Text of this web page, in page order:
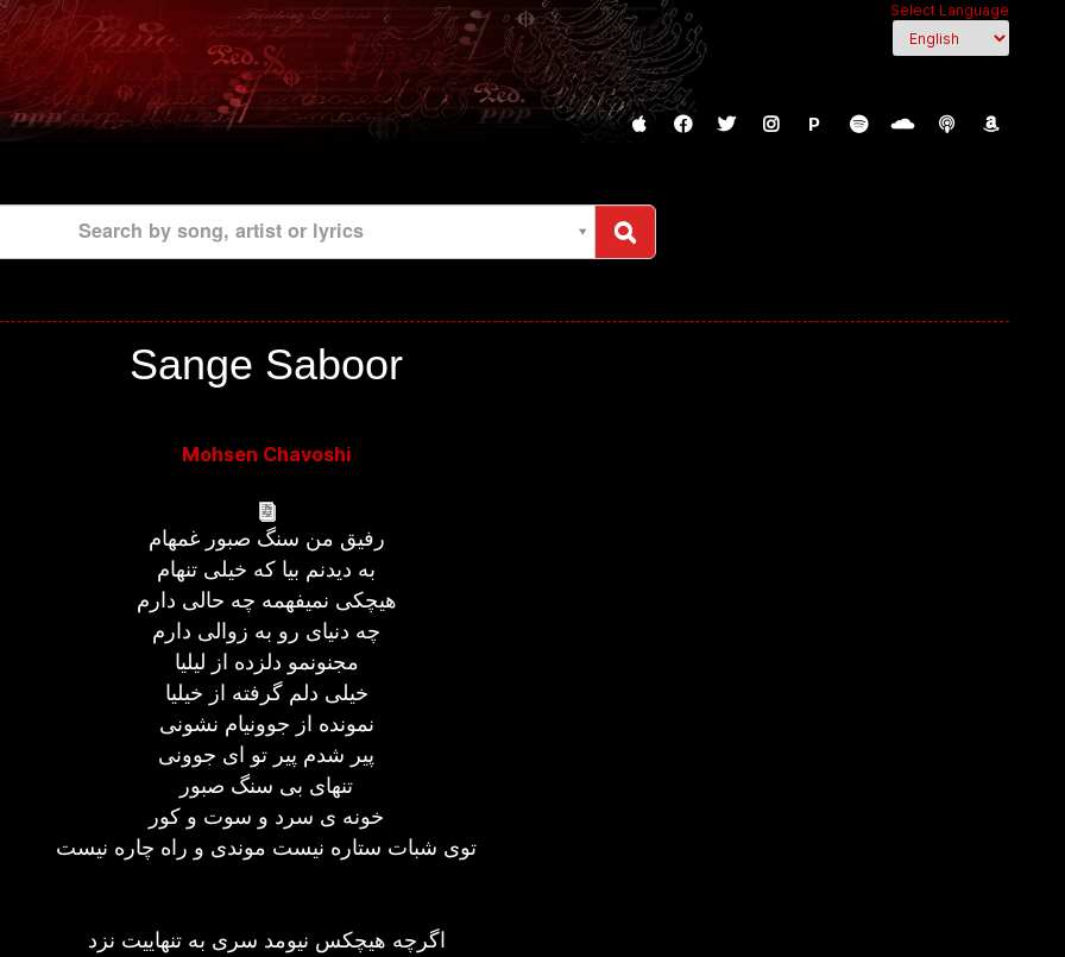
Select Language
P
Search by song, artist or lyrics
Sange Saboor
Mohsen Chavoshi
رفیق من سنگ صبور غمهام
به دیدنم بیا که خیلی تنهام
هیچکی نمیفهمه چه حالی دارم
چه دنیای رو به زوالی دارم
مجنونمو دلزده از لیلیا
خیلی دلم گرفته از خیلیا
نمونده از جوونیام نشونی
پیر شدم پیر تو ای جوونی
تنهای بی سنگ صبور
خونه ی سرد و سوت و کور
توی شبات ستاره نیست موندی و راه چاره نیست
اگرچه هیچکس نیومد سری به تنهاییت نزد